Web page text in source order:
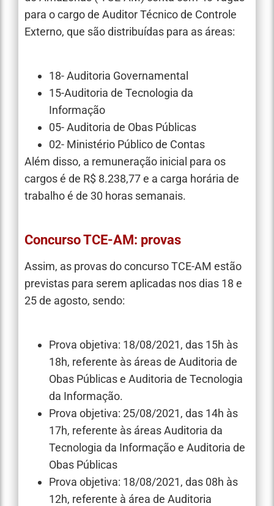
para o cargo de Auditor Técnico de Controle
Externo, que são distribuídas para as áreas:
18- Auditoria Governamental
15-Auditoria de Tecnologia da
Informação
05- Auditoria de Obas Públicas
02- Ministério Público de Contas
Além disso, a remuneração inicial para os
cargos é de R$ 8.238,77 e a carga horária de
trabalho é de 30 horas semanais.
Concurso TCE-AM: provas
Assim, as provas do concurso TCE-AM estão
previstas para serem aplicadas nos dias 18 e
25 de agosto, sendo:
Prova objetiva: 18/08/2021, das 15h às
18h, referente às áreas de Auditoria de
Obas Públicas e Auditoria de Tecnologia
da Informação.
Prova objetiva: 25/08/2021, das 14h às
17h, referente às áreas Auditoria da
Tecnologia da Informação e Auditoria de
Obas Públicas
Prova objetiva: 18/08/2021, das 08h às
12h, referente à área de Auditoria